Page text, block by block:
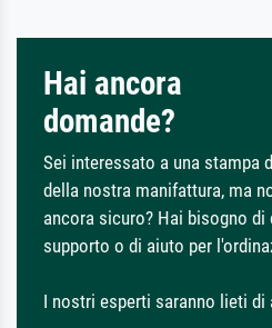
Hai ancora
domande?
Sei interessato a una stampa
della nostra manifattura, ma
ancora sicuro? Hai bisogno
supporto o di aiuto per
I nostri esperti saranno lieti di